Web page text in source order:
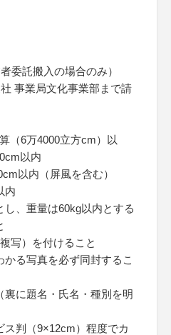
委託搬入の場合のみ）
事業局文化事業部まで請
（6万4000立方cm）以
以内
以内（屏風を含む）
内
、重量は60kg以内とする
写）を付けること
る写真を必ず同封するこ
に題名・氏名・種別を明
判（9×12cm）程度でカ